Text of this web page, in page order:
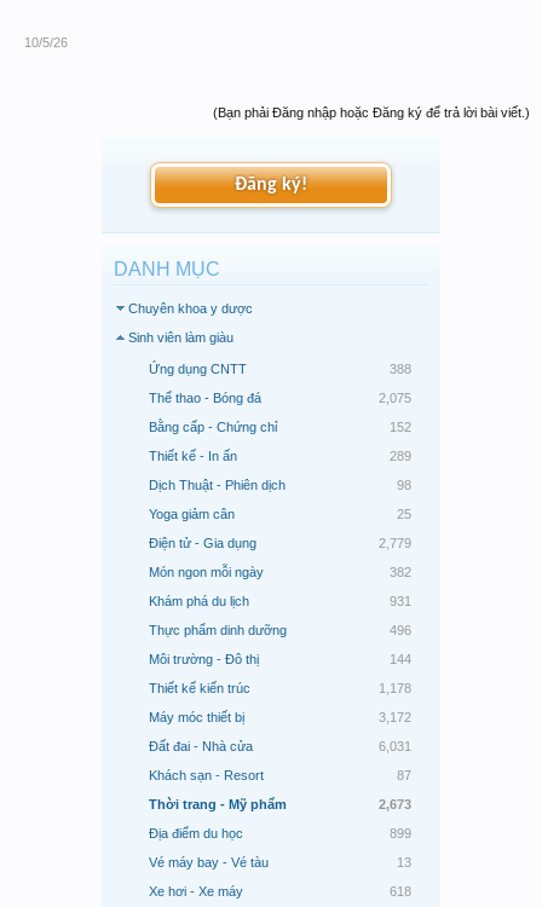
10/5/26
(Bạn phải Đăng nhập hoặc Đăng ký để trả lời bài viết.)
Đăng ký!
DANH MỤC
Chuyên khoa y dược
Sinh viên làm giàu
Ứng dụng CNTT
388
Thể thao - Bóng đá
2,075
Bằng cấp - Chứng chỉ
152
Thiết kế - In ấn
289
Dịch Thuật - Phiên dịch
98
Yoga giảm cân
25
Điện tử - Gia dụng
2,779
Món ngon mỗi ngày
382
Khám phá du lịch
931
Thực phẩm dinh dưỡng
496
Môi trường - Đô thị
144
Thiết kế kiến trúc
1,178
Máy móc thiết bị
3,172
Đất đai - Nhà cửa
6,031
Khách sạn - Resort
87
Thời trang - Mỹ phẩm
2,673
Địa điểm du học
899
Vé máy bay - Vé tàu
13
Xe hơi - Xe máy
618